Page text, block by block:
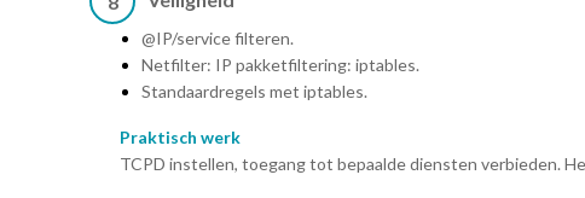
@IP/service filteren.
Netfilter: IP pakketfiltering: iptables.
Standaardregels met iptables.
Praktisch werk
TCPD instellen, toegang tot bepaalde diensten verbieden.